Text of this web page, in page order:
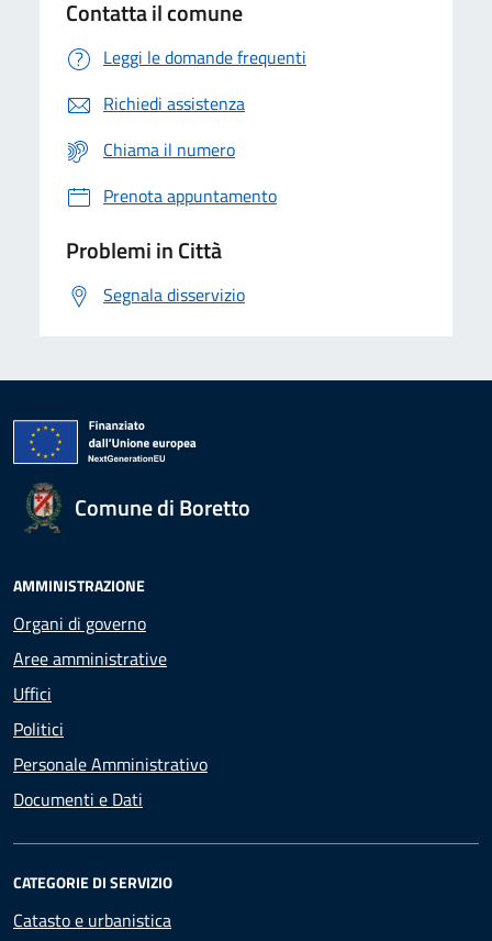
Contatta il comune
Leggi le domande frequenti
Richiedi assistenza
Chiama il numero
Prenota appuntamento
Problemi in Città
Segnala disservizio
Comune di Boretto
AMMINISTRAZIONE
Organi di governo
Aree amministrative
Uffici
Politici
Personale Amministrativo
Documenti e Dati
CATEGORIE DI SERVIZIO
Catasto e urbanistica